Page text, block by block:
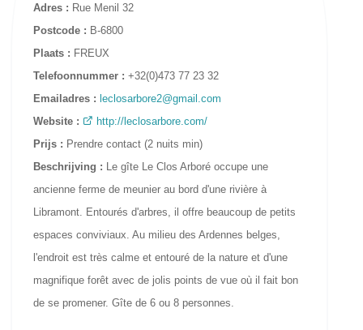
Adres : Rue Menil 32
Postcode : B-6800
Plaats : FREUX
Telefoonnummer : +32(0)473 77 23 32
Emailadres : leclosarbore2@gmail.com
Website :
http://leclosarbore.com/
Prijs : Prendre contact (2 nuits min)
Beschrijving : Le gîte Le Clos Arboré occupe une
ancienne ferme de meunier au bord d'une rivière à
Libramont. Entourés d'arbres, il offre beaucoup de petits
espaces conviviaux. Au milieu des Ardennes belges,
l'endroit est très calme et entouré de la nature et d'une
magnifique forêt avec de jolis points de vue où il fait bon
de se promener. Gîte de 6 ou 8 personnes.